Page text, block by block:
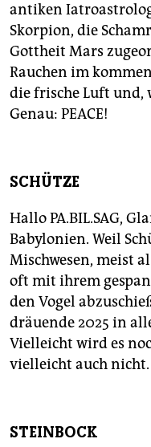
antiken
Skorpion, die
Gottheit Mars
Rauchen im
die frische Luft und,
Genau: PEACE!
SCHÜTZE
Hallo PA.BIL.SAG,
Babylonien. Weil
Mischwesen, meist
oft mit ihrem
den Vogel
dräuende 2025 in
Vielleicht wird es
vielleicht auch nicht.
STEINBOCK